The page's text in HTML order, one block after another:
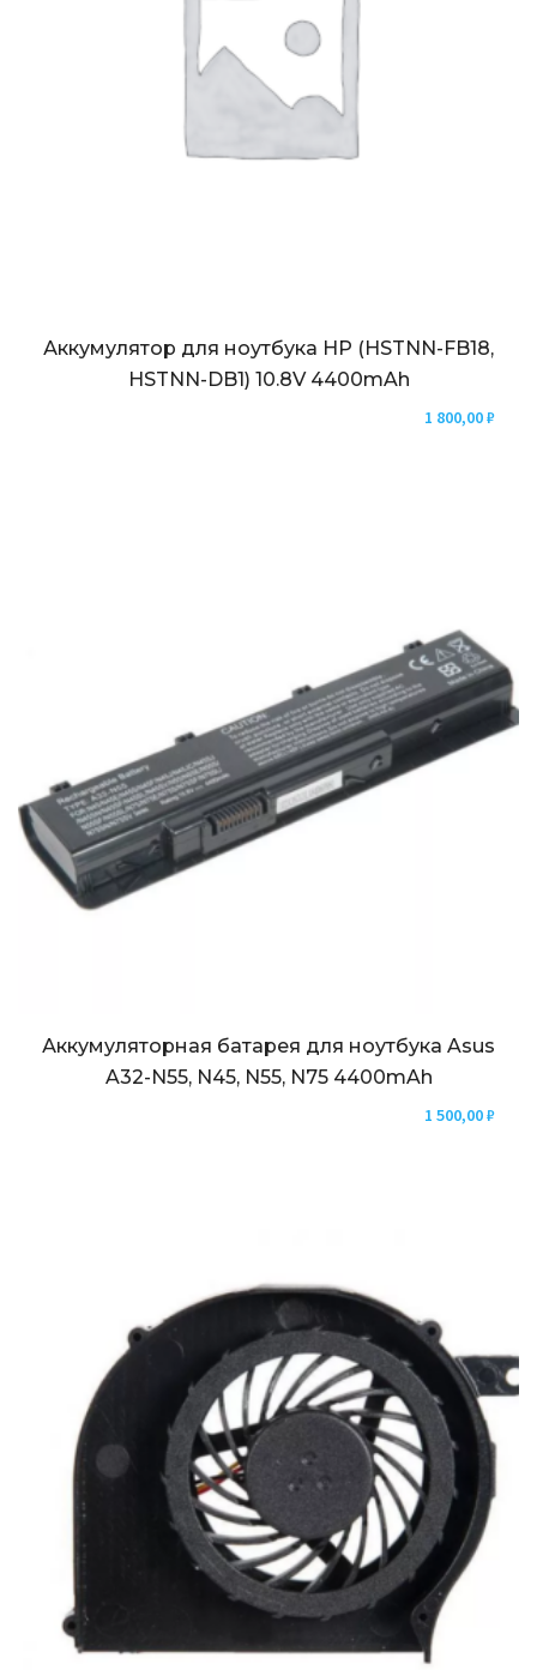
Аккумулятор для ноутбука HP (HSTNN-FB18,
HSTNN-DB1) 10.8V 4400mAh
1 800,00₽
Аккумуляторная батарея для ноутбука Asus
A32-N55, N45, N55, N75 4400mAh
1 500,00₽